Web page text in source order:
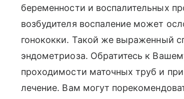
беременности и воспалительных
возбудителя воспаление может
гонококки. Такой же выраженный
эндометриоза. Обратитесь к
проходимости маточных труб и
лечение. Вам могут